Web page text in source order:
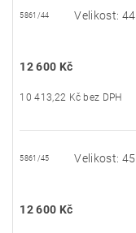
5861/44 Velikost: 44
12 600 Kč
10 413,22 Kč bez DPH
5861/45 Velikost: 45
12 600 Kč